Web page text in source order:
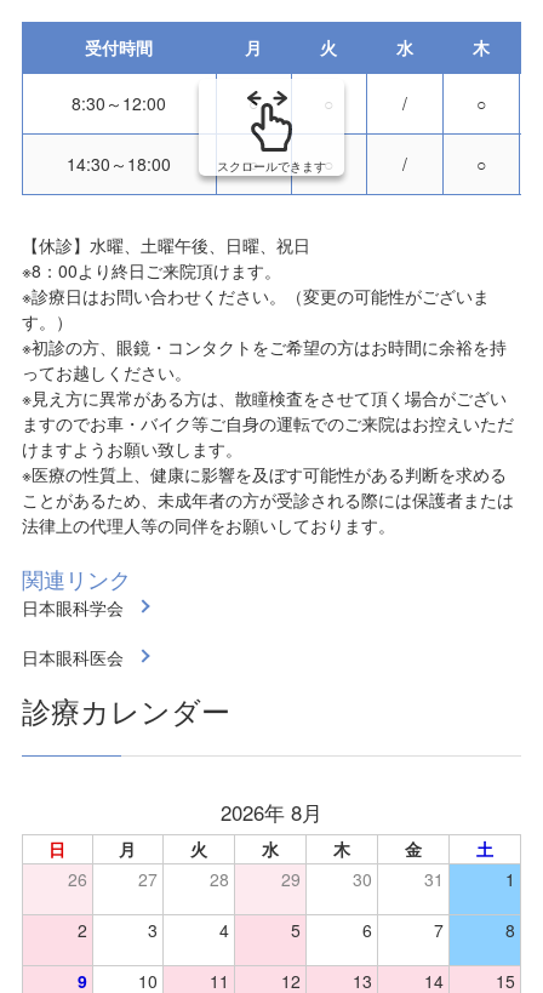
受付時間 月 火 水 木
8:30～12:00 ○ ○ / ○
14:30～18:00 ○ ○ / ○
スクロールできます
【休診】水曜、土曜午後、日曜、祝日
※8：00より終日ご来院頂けます。
※診療日はお問い合わせください。（変更の可能性がございま
す。）
※初診の方、眼鏡・コンタクトをご希望の方はお時間に余裕を持
ってお越しください。
※見え方に異常がある方は、散瞳検査をさせて頂く場合がござい
ますのでお車・バイク等ご自身の運転でのご来院はお控えいただ
けますようお願い致します。
※医療の性質上、健康に影響を及ぼす可能性がある判断を求める
ことがあるため、未成年者の方が受診される際には保護者または
法律上の代理人等の同伴をお願いしております。
関連リンク
日本眼科学会
日本眼科医会
診療カレンダー
2026年 8月
日 月 火 水 木 金
土
26
27 28 29 30 31 1
2 3 4 5 6 7 8
9 10 11 12 13 14 15